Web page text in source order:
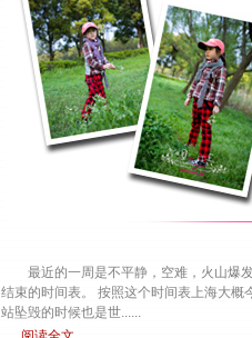
最近的一周是不平静，空难，火山爆发
结束的时间表。 按照这个时间表上海大
站坠毁的时候也是世......